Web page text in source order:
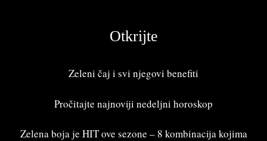
Otkrijte
Zeleni čaj i svi njegovi benefiti
Pročitajte najnoviji nedeljni horoskop
Zelena boja je HIT ove sezone – 8 kombinacija kojima